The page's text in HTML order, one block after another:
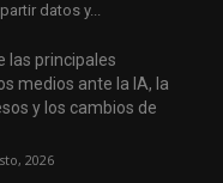
datos y...
las principales
medios ante la IA, la
y los cambios de
2026